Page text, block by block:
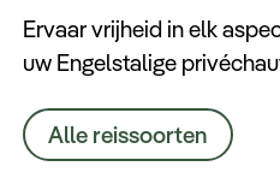
Alle
Ervaar vrijheid in elk
uw Engelstalige
Alle reissoorten